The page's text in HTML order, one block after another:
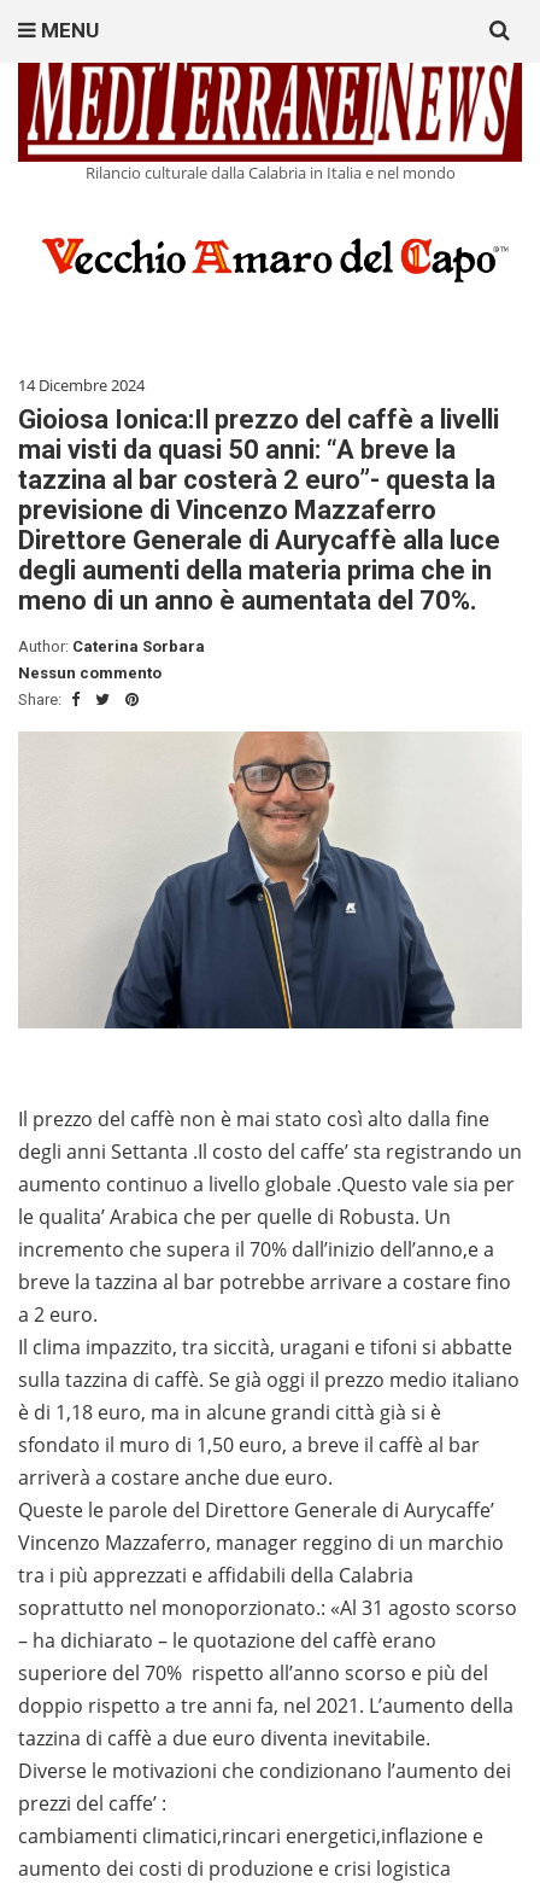
Rilancio culturale dalla Calabria in Italia e nel mondo
MENU
for:
14 Dicembre 2024
Gioiosa Ionica:Il prezzo del caffè a livelli
mai visti da quasi 50 anni: “A breve la
tazzina al bar costerà 2 euro”- questa la
previsione di Vincenzo Mazzaferro
Direttore Generale di Aurycaffè alla luce
degli aumenti della materia prima che in
meno di un anno è aumentata del 70%.
Author: Caterina Sorbara
Nessun commento
Share:
Il prezzo del caffè non è mai stato così alto dalla fine
degli anni Settanta .Il costo del caffe’ sta registrando un
aumento continuo a livello globale .Questo vale sia per
le qualita’ Arabica che per quelle di Robusta. Un
incremento che supera il 70% dall’inizio dell’anno,e a
breve la tazzina al bar potrebbe arrivare a costare fino
a 2 euro.
Il clima impazzito, tra siccità, uragani e tifoni si abbatte
sulla tazzina di caffè. Se già oggi il prezzo medio italiano
è di 1,18 euro, ma in alcune grandi città già si è
sfondato il muro di 1,50 euro, a breve il caffè al bar
arriverà a costare anche due euro.
Queste le parole del Direttore Generale di Aurycaffe’
Vincenzo Mazzaferro, manager reggino di un marchio
tra i più apprezzati e affidabili della Calabria
soprattutto nel monoporzionato.: «Al 31 agosto scorso
– ha dichiarato – le quotazione del caffè erano
superiore del 70% rispetto all’anno scorso e più del
doppio rispetto a tre anni fa, nel 2021. L’aumento della
tazzina di caffè a due euro diventa inevitabile.
Diverse le motivazioni che condizionano l’aumento dei
prezzi del caffe’ :
cambiamenti climatici,rincari energetici,inflazione e
aumento dei costi di produzione e crisi logistica